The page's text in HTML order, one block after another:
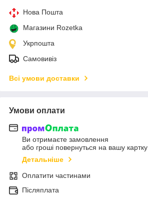
Нова Пошта
Магазини Rozetka
Укрпошта
Самовивіз
Всі умови доставки
Умови оплати
Ви отримаєте замовлення
або гроші повернуться на вашу картку
Детальніше
Оплатити частинами
Післяплата